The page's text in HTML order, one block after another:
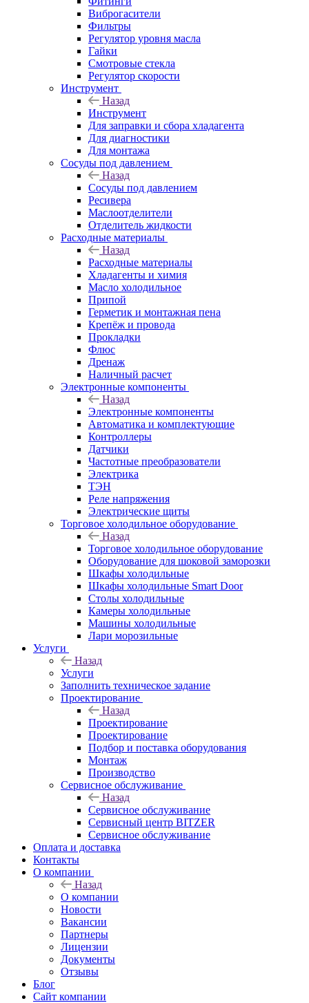
Виброгасители
Фильтры
Регулятор уровня масла
Гайки
Смотровые стекла
Регулятор скорости
Инструмент
Назад
Инструмент
Для заправки и сбора хладагента
Для диагностики
Для монтажа
Сосуды под давлением
Назад
Сосуды под давлением
Ресивера
Маслоотделители
Отделитель жидкости
Расходные материалы
Назад
Расходные материалы
Хладагенты и химия
Масло холодильное
Припой
Герметик и монтажная пена
Крепёж и провода
Прокладки
Флюс
Дренаж
Наличный расчет
Электронные компоненты
Назад
Электронные компоненты
Автоматика и комплектующие
Контроллеры
Датчики
Частотные преобразователи
Электрика
ТЭН
Реле напряжения
Электрические щиты
Торговое холодильное оборудование
Назад
Торговое холодильное оборудование
Оборудование для шоковой заморозки
Шкафы холодильные
Шкафы холодильные Smart Door
Столы холодильные
Камеры холодильные
Машины холодильные
Лари морозильные
Услуги
Назад
Услуги
Заполнить техническое задание
Проектирование
Назад
Проектирование
Проектирование
Подбор и поставка оборудования
Монтаж
Производство
Сервисное обслуживание
Назад
Сервисное обслуживание
Сервисный центр BITZER
Сервисное обслуживание
Оплата и доставка
Контакты
О компании
Назад
О компании
Новости
Вакансии
Партнеры
Лицензии
Документы
Отзывы
Блог
Сайт компании